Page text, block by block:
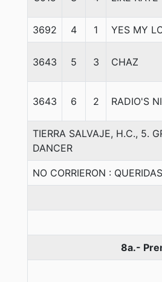
3692 4 1 YES MY
3643 5 3 CHAZ
3643 6 2 RADIO'S
TIERRA SALVAJE, H.C., 5.
DANCER
NO CORRIERON :
8a.-